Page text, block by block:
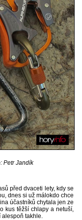
Petr Jandík
před dvaceti lety, kdy se
dnes si už málokdo chce
účastníků chytala jen ze
kus těžší chlapy a netuší,
alespoň takhle.